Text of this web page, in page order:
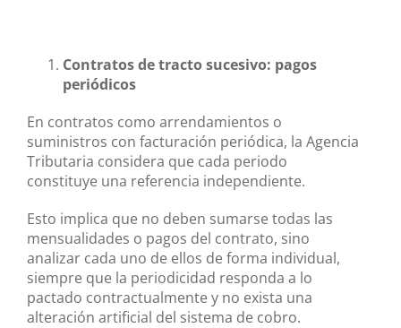
Contratos de tracto sucesivo: pagos
periódicos
En contratos como arrendamientos o
suministros con facturación periódica, la Agencia
Tributaria considera que cada periodo
constituye una referencia independiente.
Esto implica que no deben sumarse todas las
mensualidades o pagos del contrato, sino
analizar cada uno de ellos de forma individual,
siempre que la periodicidad responda a lo
pactado contractualmente y no exista una
alteración artificial del sistema de cobro.